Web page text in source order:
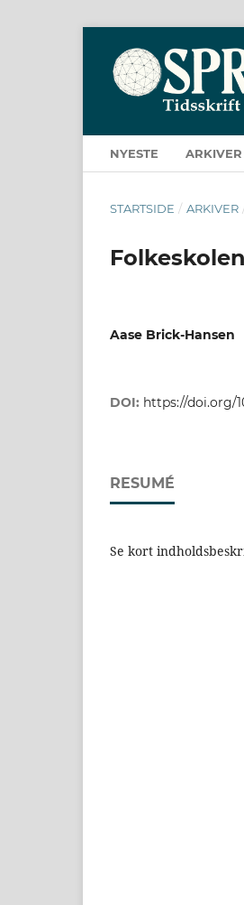
NYESTE ARKIVER
STARTSIDE / ARKIVER
Aase Brick-Hansen
DOI: https://doi.org/
RESUMÉ
Se kort